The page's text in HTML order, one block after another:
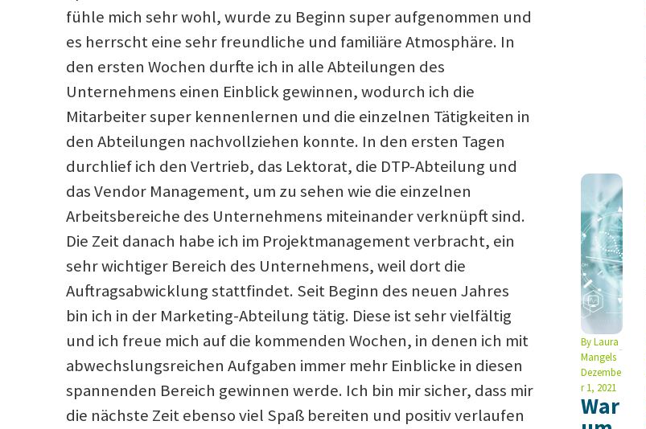
fühle mich sehr wohl, wurde zu Beginn super aufgenommen und
es herrscht eine sehr freundliche und familiäre Atmosphäre. In
den ersten Wochen durfte ich in alle Abteilungen des
Unternehmens einen Einblick gewinnen, wodurch ich die
Mitarbeiter super kennenlernen und die einzelnen Tätigkeiten in
den Abteilungen nachvollziehen konnte. In den ersten Tagen
durchlief ich den Vertrieb, das Lektorat, die DTP-Abteilung und
das Vendor Management, um zu sehen wie die einzelnen
Arbeitsbereiche des Unternehmens miteinander verknüpft sind.
Die Zeit danach habe ich im Projektmanagement verbracht, ein
sehr wichtiger Bereich des Unternehmens, weil dort die
Auftragsabwicklung stattfindet. Seit Beginn des neuen Jahres
bin ich in der Marketing-Abteilung tätig. Diese ist sehr vielfältig
und ich freue mich auf die kommenden Wochen, in denen ich mit
abwechslungsreichen Aufgaben immer mehr Einblicke in diesen
spannenden Bereich gewinnen werde. Ich bin mir sicher, dass mir
die nächste Zeit ebenso viel Spaß bereiten und positiv verlaufen
ByLaura
Mangels
Dezembe
r 1, 2021
War